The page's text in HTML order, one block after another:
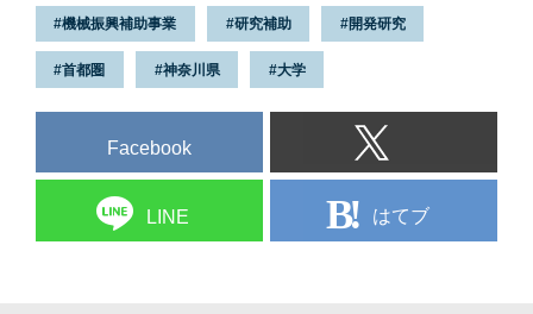
機械振興補助事業 研究補助 開発研究
首都圏 神奈川県 大学
Facebook
LINE はてブ